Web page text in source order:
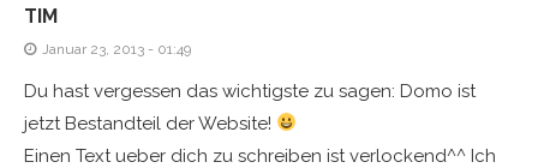
TIM
Januar 23, 2013 - 01:49
Du hast vergessen das wichtigste zu sagen: Domo ist
jetzt Bestandteil der Website!
Einen Text ueber dich zu schreiben ist verlockend^^ Ich